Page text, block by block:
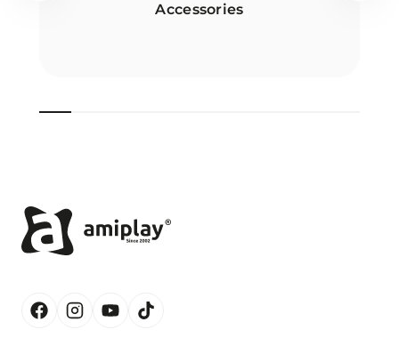
Accessories